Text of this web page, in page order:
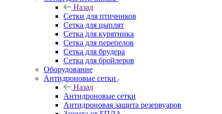
Назад
Сетки для птичников
Сетка для цыплят
Сетка для курятника
Сетка для перепелов
Сетка для брудера
Сетка для бройлеров
Оборудование
Антидроновые сетки
Назад
Антидроновые сетки
Антидроновая защита резервуаров